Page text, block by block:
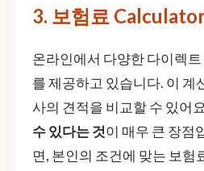
3. 보험료
온라인에서 다양한 다이렉
를 제공하고 있습니다. 이 계
사의 견적을 비교할 수 있어
수 있다는 것이 매우 큰 장점
면, 본인의 조건에 맞는 보험